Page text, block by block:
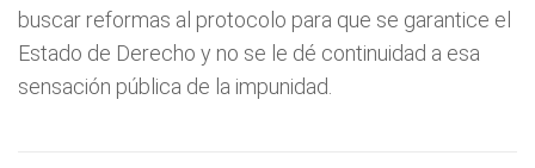
buscar reformas al protocolo para que se garantice el
Estado de Derecho y no se le dé continuidad a esa
sensación pública de la impunidad.